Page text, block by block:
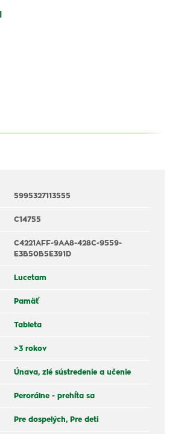
5995327113555
C14755
C4221AFF-9AA8-428C-9559-
E3B50B5E391D
Lucetam
Pamäť
Tableta
>3 rokov
Únava, zlé sústredenie a učenie
Perorálne - prehĺta sa
Pre dospelých, Pre deti